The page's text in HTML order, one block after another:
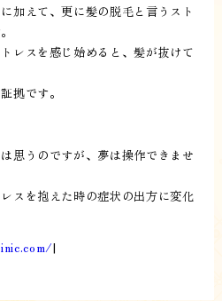
加えて、更に髪の脱毛と言うスト
レスを感じ始めると、髪が抜けて
拠です。
思うのですが、夢は操作できませ
スを抱えた時の症状の出方に変化
|